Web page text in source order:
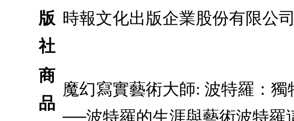
版
社
時報文化出版企業股份有限公司
商
品
魔幻寫實藝術大師: 波特羅：
──波特羅的生涯與藝術波特羅